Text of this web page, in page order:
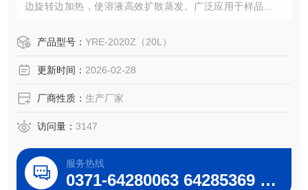
边旋转边加热，使溶液高效扩散蒸发。广泛应用于样品的规
保，高等院校和科研实验室及工矿等单位，批量生产的理想
产品型号： YRE-2020Z（20L）
更新时间： 2026-02-28
厂商性质： 生产厂家
访问量： 3147
服务热线
0371-64280063 64285369 64285222